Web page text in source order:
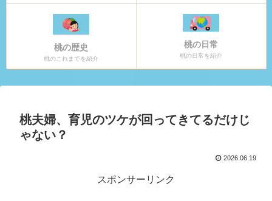
桃の歴史
桃のこれまでを紹介
桃の日常
桃の日常を紹介
桃夫婦、育児のツケが回ってきてるだけじ
ゃない？
2026.06.19
スポンサーリンク